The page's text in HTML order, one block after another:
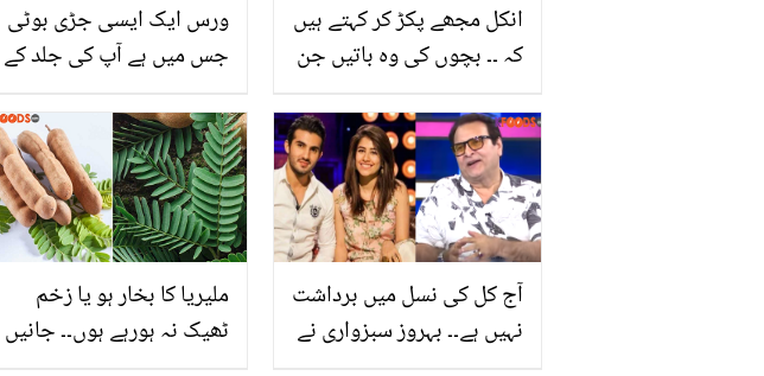
ورس ایک ایسی جڑی بوٹی
جس میں ہے آپ کی جلد کے
انکل مجھے پکڑ کر کہتے ہیں
کہ ۔۔ بچوں کی وہ باتیں جن
دیتے، جانیں یہ بعد میں کن
بُرے حادثات میں بدل
سکتی ہیں؟
ملیریا کا بخار ہو یا زخم
ٹھیک نہ ہورہے ہوں۔۔ جانیں
آج کل کی نسل میں برداشت
نہیں ہے۔۔ بہروز سبزواری نے